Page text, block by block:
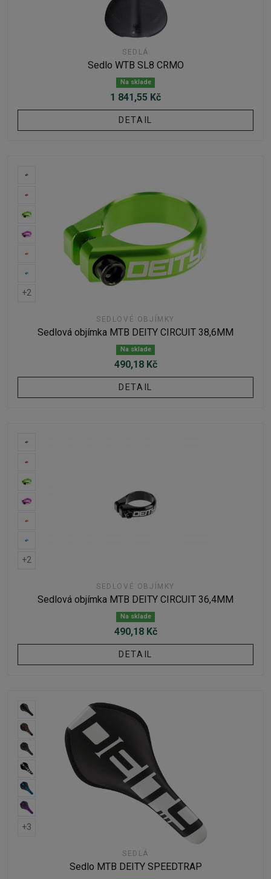
SEDLÁ
Sedlo WTB SL8 CRMO
Na sklade
1 841,55 Kč
DETAIL
+2
SEDLOVÉ OBJÍMKY
Sedlová objímka MTB DEITY CIRCUIT 38,6MM
Na sklade
490,18 Kč
DETAIL
+2
SEDLOVÉ OBJÍMKY
Sedlová objímka MTB DEITY CIRCUIT 36,4MM
Na sklade
490,18 Kč
DETAIL
+3
SEDLÁ
Sedlo MTB DEITY SPEEDTRAP